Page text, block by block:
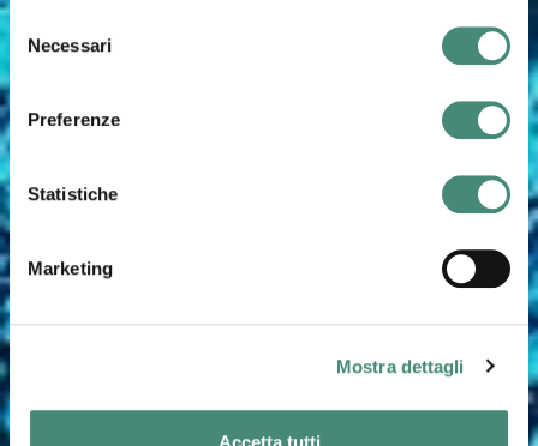
del
consenso
Necessari
Preferenze
Statistiche
Marketing
Mostra dettagli